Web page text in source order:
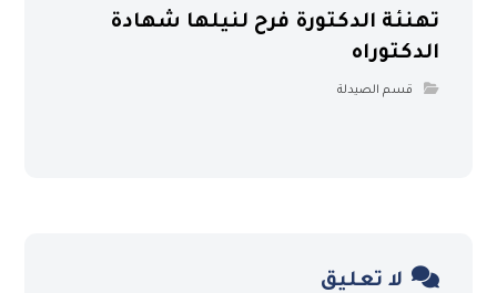
تهنئة الدكتورة فرح لنيلها شهادة
الدكتوراه
قسم الصيدلة
لا تعليق